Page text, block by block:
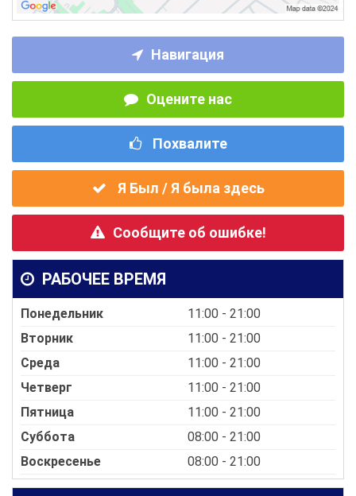
Навигация
Оцените нас
Похвалите
Я Был / Я была здесь
Сообщите об ошибке!
РАБОЧЕЕ ВРЕМЯ
Понедельник
11:00 - 21:00
Вторник
11:00 - 21:00
Среда
11:00 - 21:00
Четверг
11:00 - 21:00
Пятница
11:00 - 21:00
Суббота
08:00 - 21:00
Воскресенье
08:00 - 21:00